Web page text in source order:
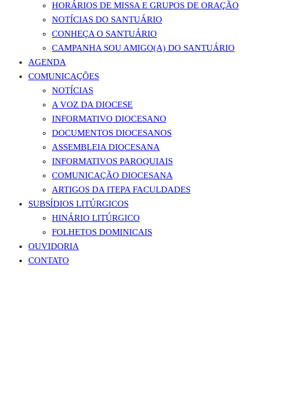
HORÁRIOS DE MISSA E GRUPOS DE ORAÇÃO
NOTÍCIAS DO SANTUÁRIO
CONHEÇA O SANTUÁRIO
CAMPANHA SOU AMIGO(A) DO SANTUÁRIO
AGENDA
COMUNICAÇÕES
NOTÍCIAS
A VOZ DA DIOCESE
INFORMATIVO DIOCESANO
DOCUMENTOS DIOCESANOS
ASSEMBLEIA DIOCESANA
INFORMATIVOS PAROQUIAIS
COMUNICAÇÃO DIOCESANA
ARTIGOS DA ITEPA FACULDADES
SUBSÍDIOS LITÚRGICOS
HINÁRIO LITÚRGICO
FOLHETOS DOMINICAIS
OUVIDORIA
CONTATO